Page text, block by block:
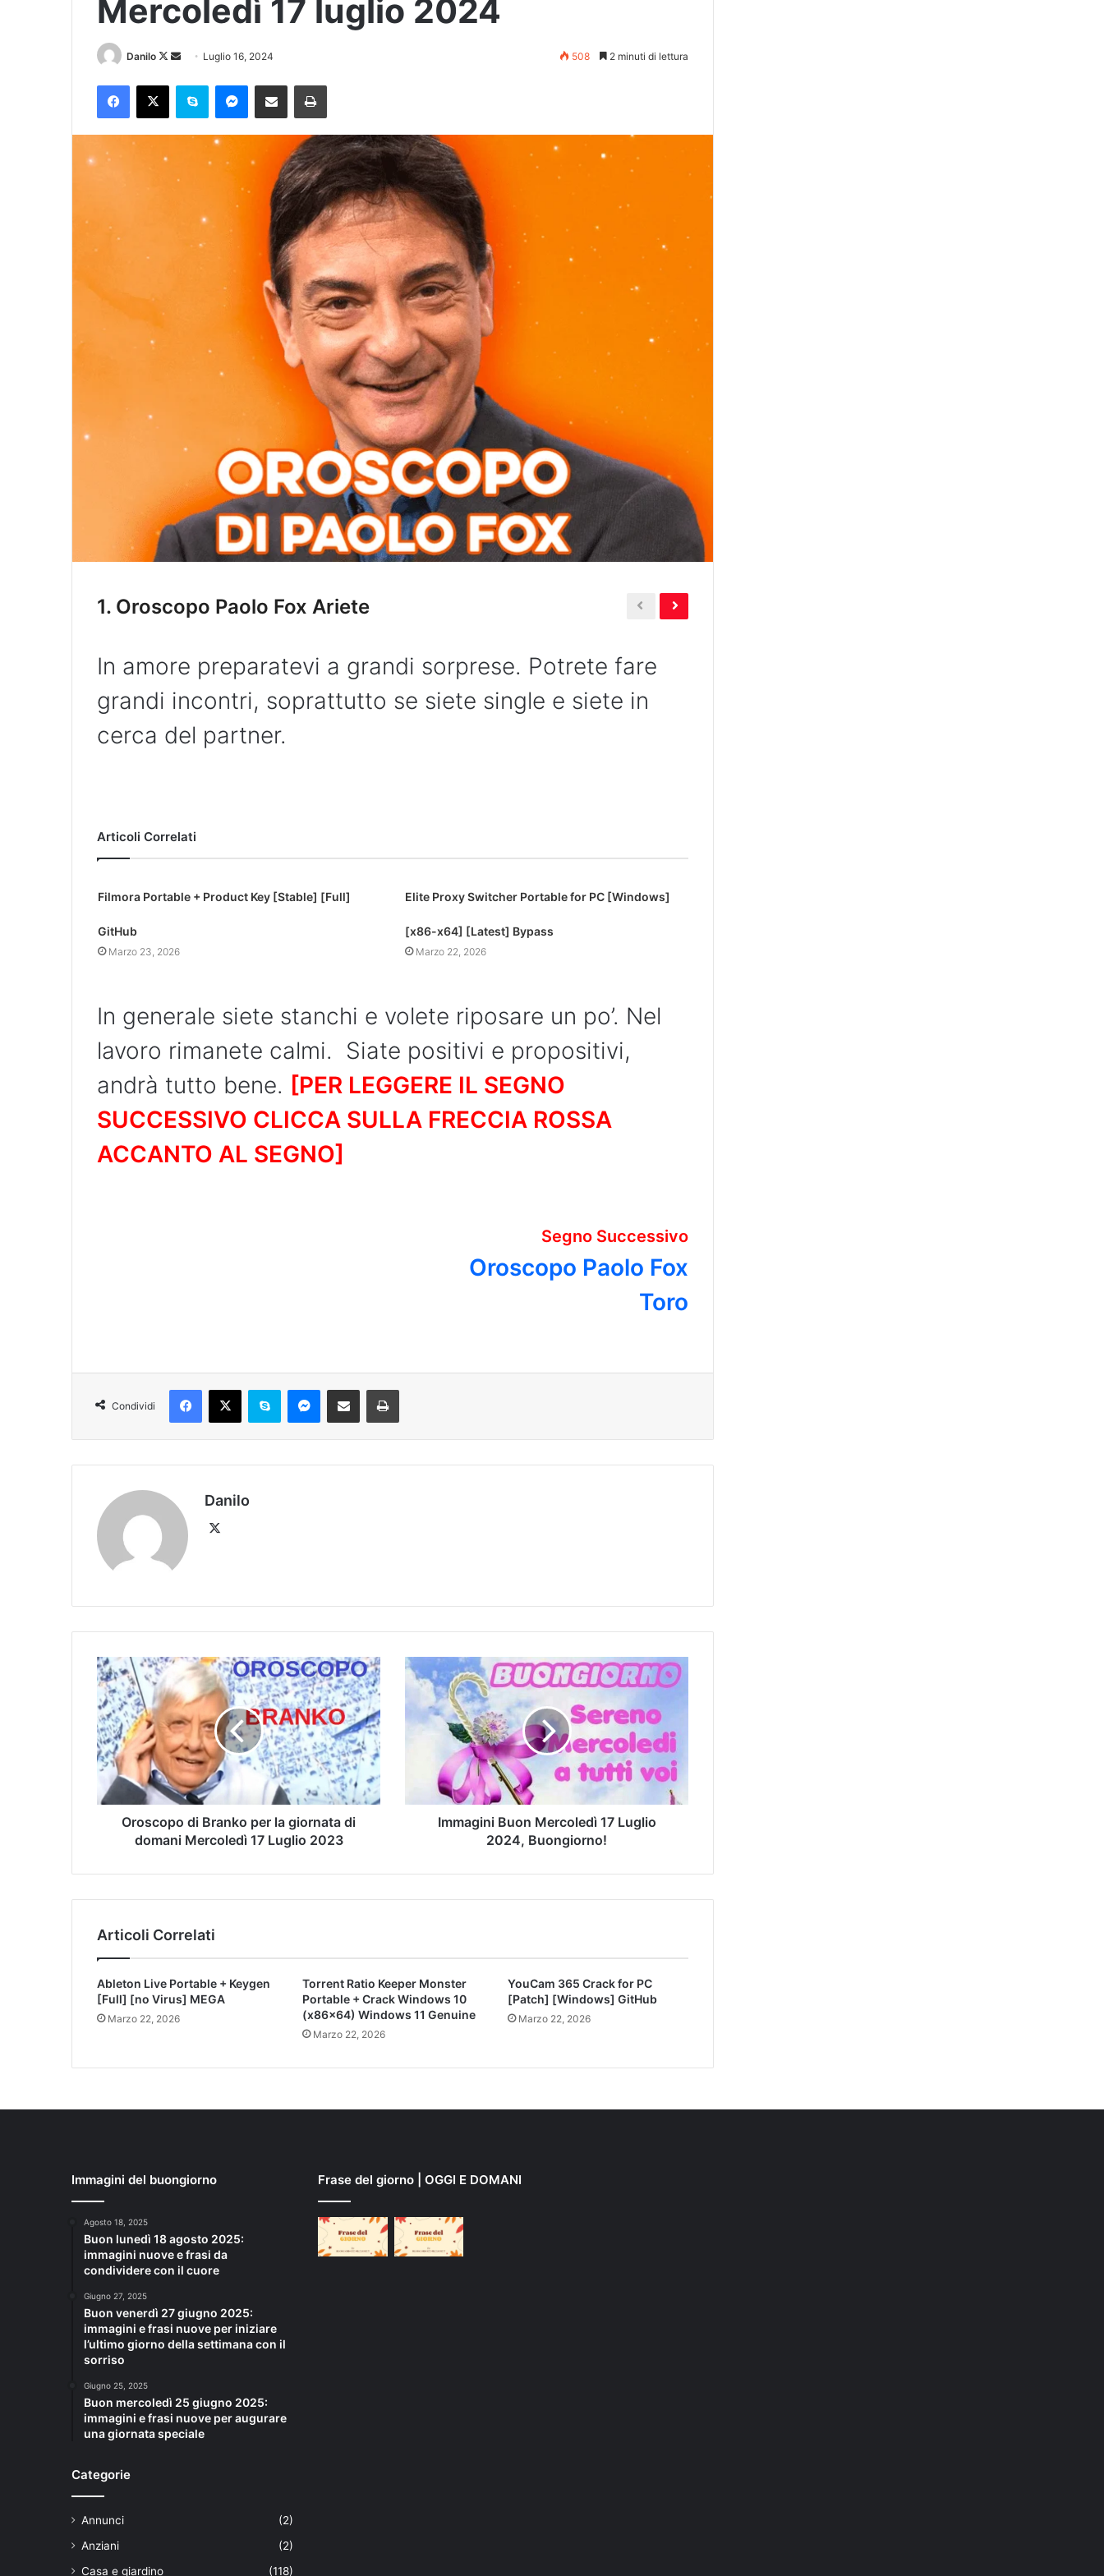
Mercoledì 17 luglio 2024
Danilo Luglio 16, 2024 508 2 minuti di lettura
1. Oroscopo Paolo Fox Ariete
In amore preparatevi a grandi sorprese. Potrete fare
grandi incontri, soprattutto se siete single e siete in
cerca del partner.
Articoli Correlati
Filmora Portable + Product Key [Stable] [Full]
GitHub
Marzo 23, 2026
Elite Proxy Switcher Portable for PC [Windows]
[x86-x64] [Latest] Bypass
Marzo 22, 2026
In generale siete stanchi e volete riposare un po’. Nel
lavoro rimanete calmi. Siate positivi e propositivi,
andrà tutto bene. [PER LEGGERE IL SEGNO
SUCCESSIVO CLICCA SULLA FRECCIA ROSSA
ACCANTO AL SEGNO]
Segno Successivo
Oroscopo Paolo Fox
Toro
Condividi
Danilo
Oroscopo di Branko per la giornata di
domani Mercoledì 17 Luglio 2023
Immagini Buon Mercoledì 17 Luglio
2024, Buongiorno!
Articoli Correlati
Ableton Live Portable + Keygen
[Full] [no Virus] MEGA
Marzo 22, 2026
Torrent Ratio Keeper Monster
Portable + Crack Windows 10
(x86x64) Windows 11 Genuine
Marzo 22, 2026
YouCam 365 Crack for PC
[Patch] [Windows] GitHub
Marzo 22, 2026
Immagini del buongiorno
Agosto 18, 2025
Buon lunedì 18 agosto 2025:
immagini nuove e frasi da
condividere con il cuore
Giugno 27, 2025
Buon venerdì 27 giugno 2025:
immagini e frasi nuove per iniziare
l’ultimo giorno della settimana con il
sorriso
Giugno 25, 2025
Buon mercoledì 25 giugno 2025:
immagini e frasi nuove per augurare
una giornata speciale
Categorie
Annunci
(2)
Anziani
(2)
Casa e giardino
(118)
Frase del giorno | OGGI E DOMANI